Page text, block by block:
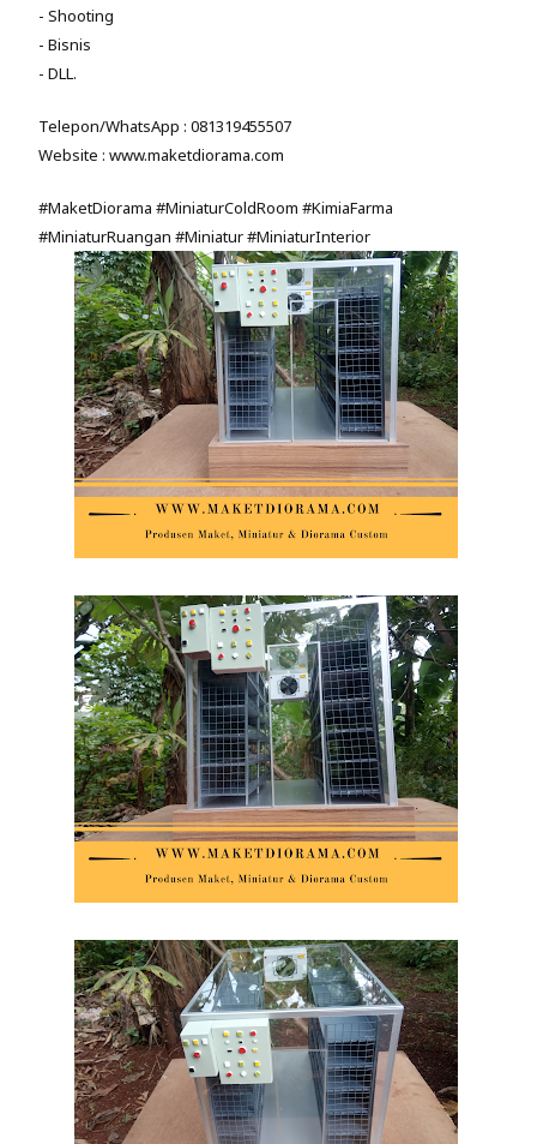
- Shooting
- Bisnis
- DLL.
Telepon/WhatsApp : 081319455507
Website : www.maketdiorama.com
#MaketDiorama #MiniaturColdRoom #KimiaFarma
#MiniaturRuangan #Miniatur #MiniaturInterior